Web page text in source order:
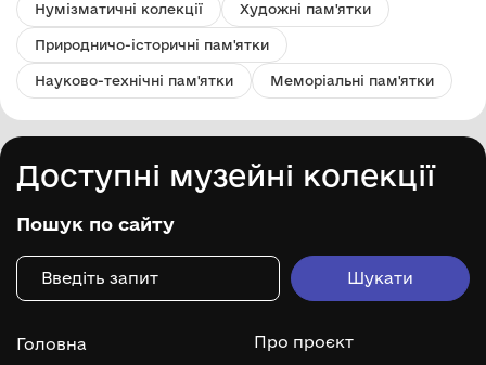
Нумізматичні колекції Художні пам'ятки
Природничо-історичні пам'ятки
Науково-технічні пам'ятки Меморіальні пам'ятки
Доступні музейні колекції
Пошук по сайту
Головна
Про проєкт